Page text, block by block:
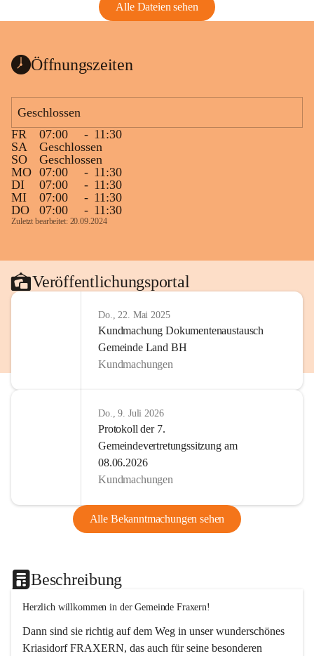
Alle Dateien sehen
Öffnungszeiten
Geschlossen
FR
07:00 - 11:30
SA
Geschlossen
SO
Geschlossen
MO 07:00 - 11:30
DI
07:00 - 11:30
MI
07:00 - 11:30
DO
07:00 - 11:30
Zuletzt bearbeitet: 20.09.2024
Veröffentlichungsportal
Do., 22. Mai 2025
Kundmachung Dokumentenaustausch
Gemeinde Land BH
Kundmachungen
Do., 9. Juli 2026
Protokoll der 7.
Gemeindevertretungssitzung am
08.06.2026
Kundmachungen
Alle Bekanntmachungen sehen
Beschreibung
Herzlich willkommen in der Gemeinde Fraxern!
Dann sind sie richtig auf dem Weg in unser wunderschönes
Kriasidorf FRAXERN, das auch für seine besonderen